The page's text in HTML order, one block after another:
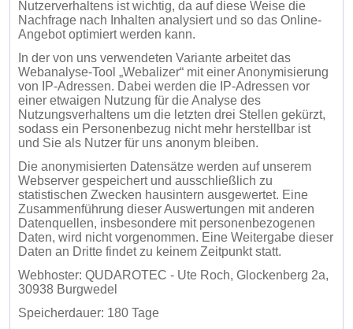
Nutzerverhaltens ist wichtig, da auf diese Weise die
Nachfrage nach Inhalten analysiert und so das Online-
Angebot optimiert werden kann.
In der von uns verwendeten Variante arbeitet das
Webanalyse-Tool „Webalizer“ mit einer Anonymisierung
von IP-Adressen. Dabei werden die IP-Adressen vor
einer etwaigen Nutzung für die Analyse des
Nutzungsverhaltens um die letzten drei Stellen gekürzt,
sodass ein Personenbezug nicht mehr herstellbar ist
und Sie als Nutzer für uns anonym bleiben.
Die anonymisierten Datensätze werden auf unserem
Webserver gespeichert und ausschließlich zu
statistischen Zwecken hausintern ausgewertet. Eine
Zusammenführung dieser Auswertungen mit anderen
Datenquellen, insbesondere mit personenbezogenen
Daten, wird nicht vorgenommen. Eine Weitergabe dieser
Daten an Dritte findet zu keinem Zeitpunkt statt.
Webhoster: QUDAROTEC - Ute Roch, Glockenberg 2a,
30938 Burgwedel
Speicherdauer: 180 Tage